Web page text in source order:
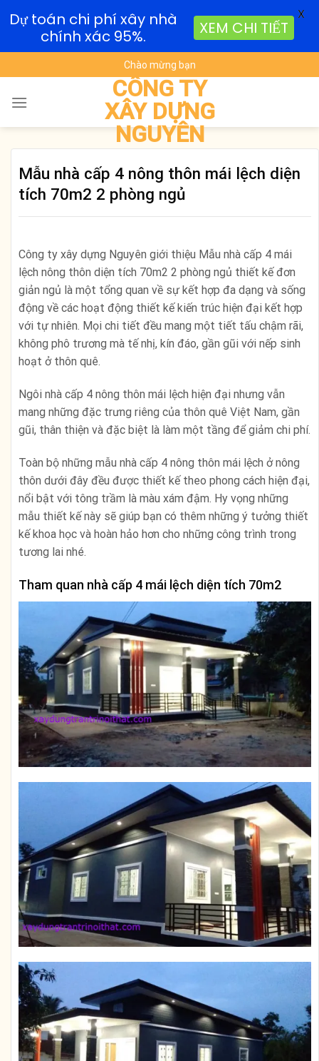
to
content
Chào mừng bạn
CÔNG TY
XÂY DỰNG
NGUYÊN
Mẫu nhà cấp 4 nông thôn mái lệch diện
tích 70m2 2 phòng ngủ
Công ty xây dựng Nguyên giới thiệu Mẫu nhà cấp 4 mái
lệch nông thôn diện tích 70m2 2 phòng ngủ thiết kế đơn
giản ngủ là một tổng quan về sự kết hợp đa dạng và sống
động về các hoạt động thiết kế kiến trúc hiện đại kết hợp
với tự nhiên. Mọi chi tiết đều mang một tiết tấu chậm rãi,
không phô trương mà tế nhị, kín đáo, gần gũi với nếp sinh
hoạt ở thôn quê.
Ngôi nhà cấp 4 nông thôn mái lệch hiện đại nhưng vẫn
mang những đặc trưng riêng của thôn quê Việt Nam, gần
gũi, thân thiện và đặc biệt là làm một tầng để giảm chi phí.
Toàn bộ những mẫu nhà cấp 4 nông thôn mái lệch ở nông
thôn dưới đây đều được thiết kế theo phong cách hiện đại,
nổi bật với tông trầm là màu xám đậm. Hy vọng những
mẫu thiết kế này sẽ giúp bạn có thêm những ý tưởng thiết
kế khoa học và hoàn hảo hơn cho những công trình trong
tương lai nhé.
Tham quan nhà cấp 4 mái lệch diện tích 70m2
Dự toán chi phí xây nhà
chính xác 95%.
XEM CHI TIẾT
X